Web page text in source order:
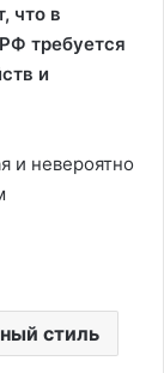
что в
требуется
и
стиль